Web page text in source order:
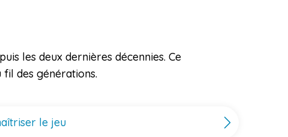
les deux dernières décennies. Ce
des générations.
le jeu